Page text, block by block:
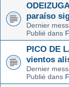
paraíso
Dernier
Publié dans
PICO DE
vientos
Dernier
Publié dans